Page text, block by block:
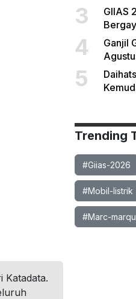
3
GIIAS
4
Ganjil
5
Trending
#Giias-2026
#Mobil-listrik
#Marc-
Katadata.